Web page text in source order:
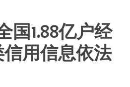
国1.88亿户经
用信息依法